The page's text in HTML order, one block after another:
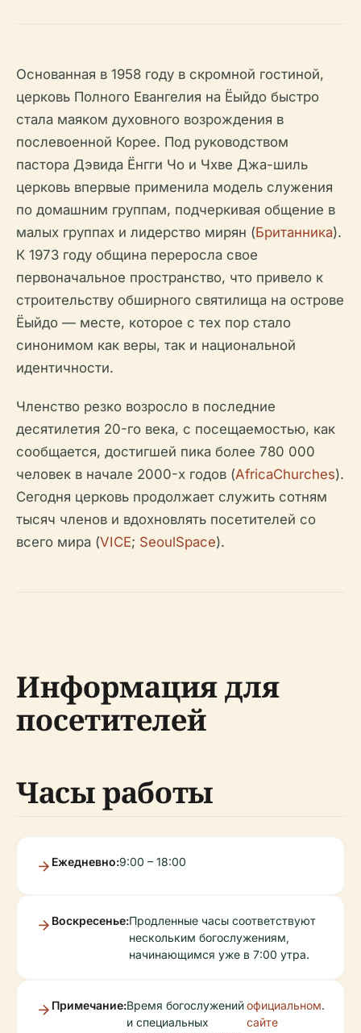
Основанная в 1958 году в скромной гостиной,
церковь Полного Евангелия на Ёыйдо быстро
стала маяком духовного возрождения в
послевоенной Корее. Под руководством
пастора Дэвида Ёнгги Чо и Чхве Джа-шиль
церковь впервые применила модель служения
по домашним группам, подчеркивая общение в
малых группах и лидерство мирян (Британника).
К 1973 году община переросла свое
первоначальное пространство, что привело к
строительству обширного святилища на острове
Ёыйдо — месте, которое с тех пор стало
синонимом как веры, так и национальной
идентичности.
Членство резко возросло в последние
десятилетия 20-го века, с посещаемостью, как
сообщается, достигшей пика более 780 000
человек в начале 2000-х годов (AfricaChurches).
Сегодня церковь продолжает служить сотням
тысяч членов и вдохновлять посетителей со
всего мира (VICE; SeoulSpace).
Информация для
посетителей
Часы работы
Ежедневно:9:00 – 18:00
Воскресенье:Продленные часы соответствуют
нескольким богослужениям,
начинающимся уже в 7:00 утра.
Примечание:Время богослужений
и специальных
официальном
сайте
.